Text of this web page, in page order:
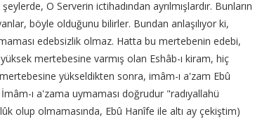
O Serverin ictihadından ayrılmışlardır. Bunların
böyle olduğunu bilirler. Bundan anlaşılıyor ki,
edebsizlik olmaz. Hatta bu mertebenin edebi,
mertebesine varmış olan Eshâb-ı kiram, hiç
yükseldikten sonra, imâm-ı a'zam Ebû
ı a'zama uymaması doğrudur "radıyallahü
olup olmamasında, Ebû Hanîfe ile altı ay çekiştim)